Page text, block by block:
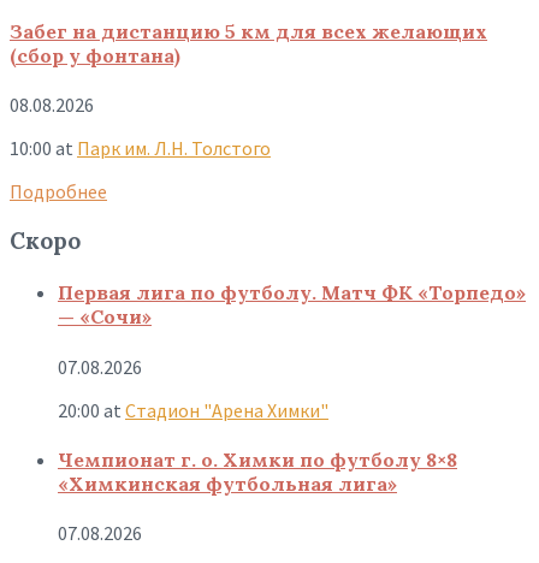
Забег на дистанцию 5 км для всех желающих
(сбор у фонтана)
08.08.2026
10:00 at Парк им. Л.Н. Толстого
Подробнее
Скоро
Первая лига по футболу. Матч ФК «Торпедо»
— «Сочи»
07.08.2026
20:00 at Стадион "Арена Химки"
Чемпионат г. о. Химки по футболу 8×8
«Химкинская футбольная лига»
07.08.2026